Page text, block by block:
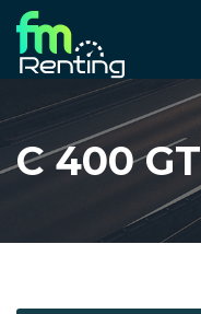
C 400 GT